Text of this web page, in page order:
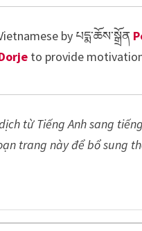
by པདྨ་ཆོས་སྒྲོན
to provide
từ Tiếng Anh sang
trang này để bổ sung